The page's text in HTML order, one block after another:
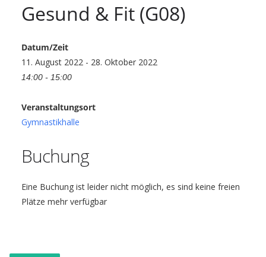
Gesund & Fit (G08)
Datum/Zeit
11. August 2022 - 28. Oktober 2022
14:00 - 15:00
Veranstaltungsort
Gymnastikhalle
Buchung
Eine Buchung ist leider nicht möglich, es sind keine freien
Plätze mehr verfügbar